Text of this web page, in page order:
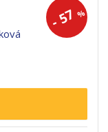
-57%